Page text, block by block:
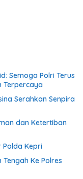
Semoga Polri Terus
Terpercaya
Serahkan Senpira
dan Ketertiban
Polda Kepri
Ke Polres